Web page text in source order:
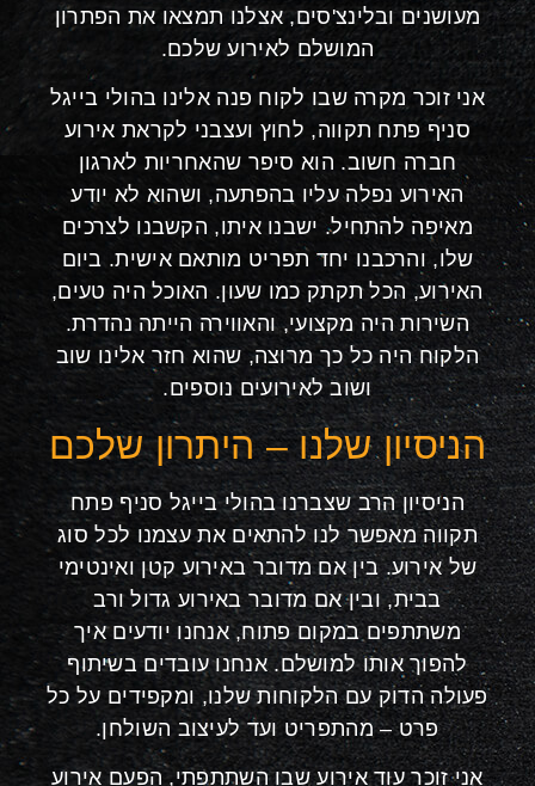
מעושנים ובלינצ'סים, אצלנו תמצאו את הפתרון
המושלם לאירוע שלכם.
אני זוכר מקרה שבו לקוח פנה אלינו בהולי בייגל
סניף פתח תקווה, לחוץ ועצבני לקראת אירוע
חברה חשוב. הוא סיפר שהאחריות לארגון
האירוע נפלה עליו בהפתעה, ושהוא לא יודע
מאיפה להתחיל. ישבנו איתו, הקשבנו לצרכים
שלו, והרכבנו יחד תפריט מותאם אישית. ביום
האירוע, הכל תקתק כמו שעון. האוכל היה טעים,
השירות היה מקצועי, והאווירה הייתה נהדרת.
הלקוח היה כל כך מרוצה, שהוא חזר אלינו שוב
ושוב לאירועים נוספים.
הניסיון שלנו – היתרון שלכם
הניסיון הרב שצברנו בהולי בייגל סניף פתח
תקווה מאפשר לנו להתאים את עצמנו לכל סוג
של אירוע. בין אם מדובר באירוע קטן ואינטימי
בבית, ובין אם מדובר באירוע גדול ורב
משתתפים במקום פתוח, אנחנו יודעים איך
להפוך אותו למושלם. אנחנו עובדים בשיתוף
פעולה הדוק עם הלקוחות שלנו, ומקפידים על כל
פרט – מהתפריט ועד לעיצוב השולחן.
אני זוכר עוד אירוע שבו השתתפתי, הפעם אירוע